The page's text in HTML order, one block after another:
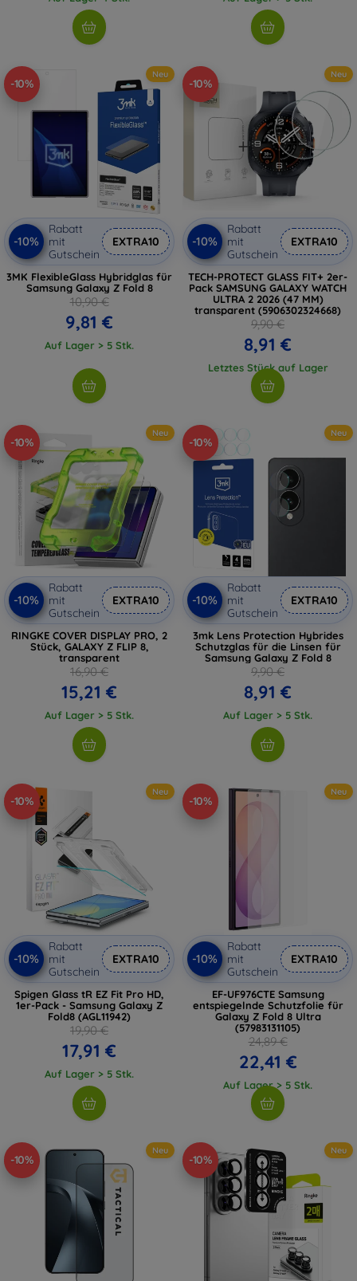
-10%
Neu
-10%
Rabatt
mit
Gutschein
EXTRA10
3MK FlexibleGlass Hybridglas für
Samsung Galaxy Z Fold 8
10,90 €
9,81 €
Auf Lager > 5 Stk.
-10%
Neu
-10%
Rabatt
mit
Gutschein
EXTRA10
TECH-PROTECT GLASS FIT+ 2er-
Pack SAMSUNG GALAXY WATCH
ULTRA 2 2026 (47 MM)
transparent (5906302324668)
9,90 €
8,91 €
Letztes Stück auf Lager
-10%
Neu
-10%
Rabatt
mit
Gutschein
EXTRA10
RINGKE COVER DISPLAY PRO, 2
Stück, GALAXY Z FLIP 8,
transparent
16,90 €
15,21 €
Auf Lager > 5 Stk.
-10%
Neu
-10%
Rabatt
mit
Gutschein
EXTRA10
3mk Lens Protection Hybrides
Schutzglas für die Linsen für
Samsung Galaxy Z Fold 8
9,90 €
8,91 €
Auf Lager > 5 Stk.
-10%
Neu
-10%
Rabatt
mit
Gutschein
EXTRA10
Spigen Glass tR EZ Fit Pro HD,
1er-Pack - Samsung Galaxy Z
Fold8 (AGL11942)
19,90 €
17,91 €
Auf Lager > 5 Stk.
-10%
Neu
-10%
Rabatt
mit
Gutschein
EXTRA10
EF-UF976CTE Samsung
entspiegelnde Schutzfolie für
Galaxy Z Fold 8 Ultra
(57983131105)
24,89 €
22,41 €
Auf Lager > 5 Stk.
-10%
Neu
-10%
Neu